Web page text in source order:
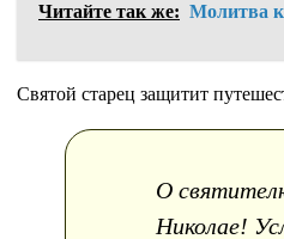
Читайте так же: Молитва
Святой старец защитит
О
Николае!